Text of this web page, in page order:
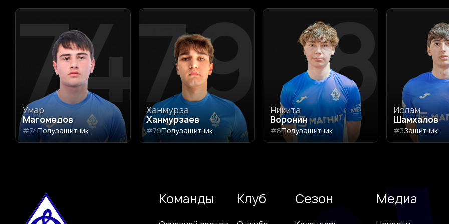
74
Умар
Магомедов
#74Полузащитник 79
Ханмурза
Ханмурзаев
#79Полузащитник 8
Никита
Воронин
#8Полузащитник
Ислам
Шамхалов
#3Защитник
Команды Клуб Сезон Медиа